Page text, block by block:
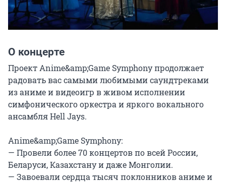
О концерте
Проект Anime&amp;Game Symphony продолжает
радовать вас самыми любимыми саундтреками
из аниме и видеоигр в живом исполнении
симфонического оркестра и яркого вокального
ансамбля Hell Jays.
Anime&amp;Game Symphony:
— Провели более 70 концертов по всей России,
Беларуси, Казахстану и даже Монголии.
— Завоевали сердца тысяч поклонников аниме и